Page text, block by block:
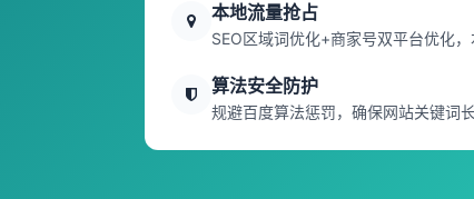
本地流量抢占
SEO区域词优化+商家号双平台优化
算法安全防护
规避百度算法惩罚，确保网站关键词